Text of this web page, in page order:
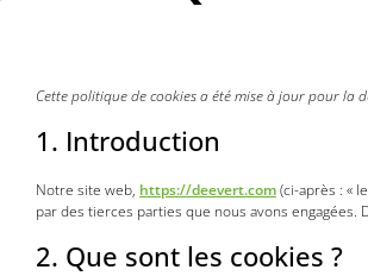
Cette politique de cookies a été mise à jour pour la
1. Introduction
Notre site web, https://deevert.com(ci-après : «
par des tierces parties que nous avons
2. Que sont les cookies ?